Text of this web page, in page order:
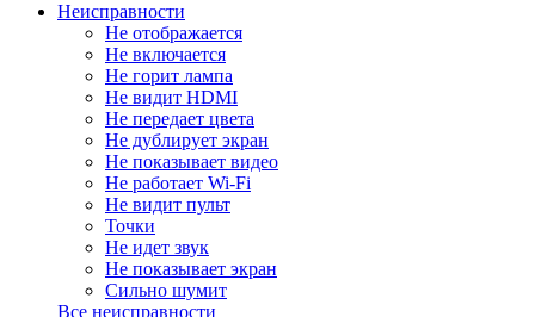
Неисправности
Не отображается
Не включается
Не горит лампа
Не видит HDMI
Не передает цвета
Не дублирует экран
Не показывает видео
Не работает Wi-Fi
Не видит пульт
Точки
Не идет звук
Не показывает экран
Сильно шумит
Все неисправности